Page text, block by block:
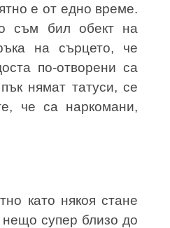
е от едно време.
съм бил обект на
на сърцето, че
по-отворени са
нямат татуси, се
че са наркомани,
като някоя стане
нещо супер близо до